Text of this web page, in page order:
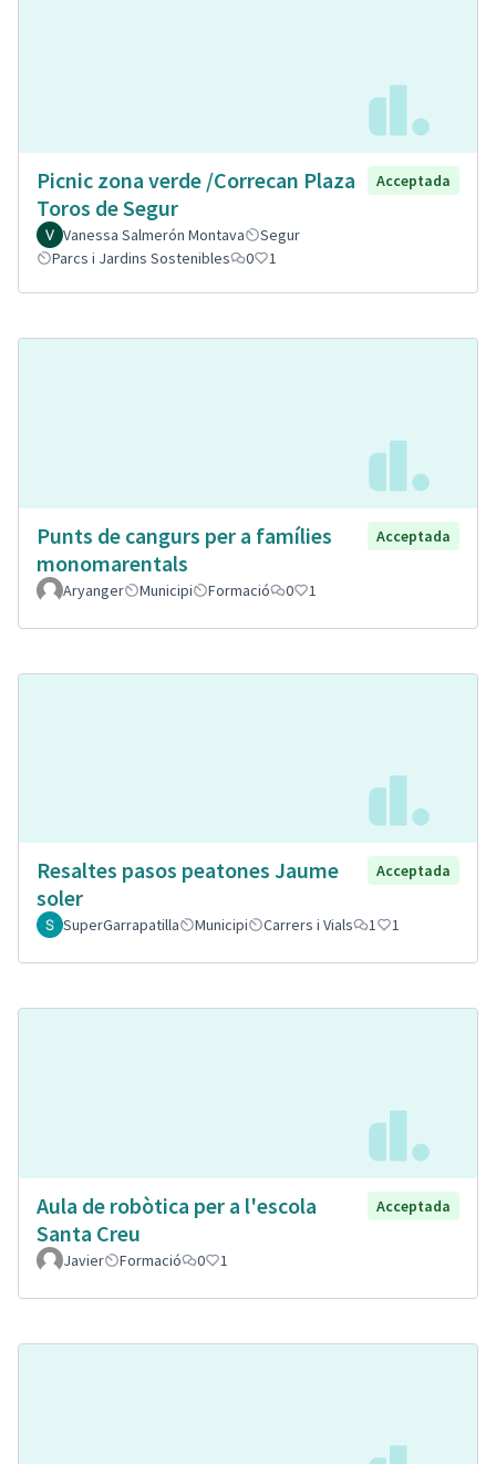
Picnic zona verde /Correcan Plaza
Toros de Segur
Acceptada
Vanessa Salmerón Montava
Segur
Parcs i Jardins Sostenibles
0 1
Punts de cangurs per a famílies
monomarentals
Acceptada
Aryanger Municipi Formació 0 1
Resaltes pasos peatones Jaume
soler
Acceptada
SuperGarrapatilla Municipi Carrers i Vials 1 1
Aula de robòtica per a l'escola
Santa Creu
Acceptada
Javier Formació 0 1